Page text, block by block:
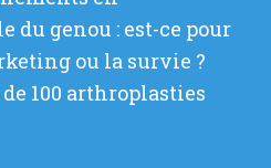
du genou : est-ce pour
ou la survie ?
100 arthroplasties